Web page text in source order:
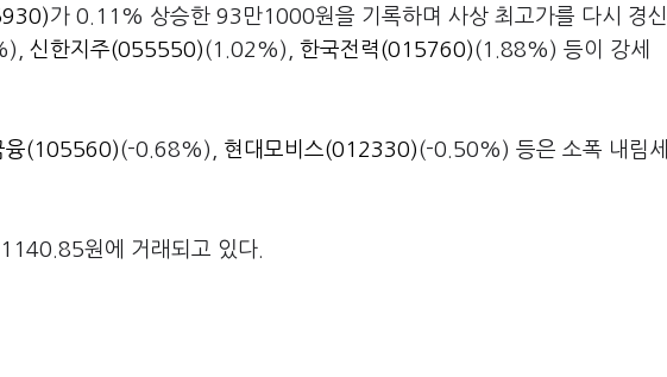
가 0.11% 상승한 93만1000원을 기록하며 사상 최고가를 다시 경신
신한지주(055550)(1.02%), 한국전력(015760)(1.88%) 등이 강세
융(105560)(-0.68%), 현대모비스(012330)(-0.50%) 등은 소폭 내림세
원에 거래되고 있다.